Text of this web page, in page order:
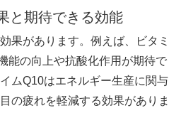
と期待できる効能
果があります。例えば、ビタミ
能の向上や抗酸化作用が期待で
ムQ10はエネルギー生産に関与
の疲れを軽減する効果がありま